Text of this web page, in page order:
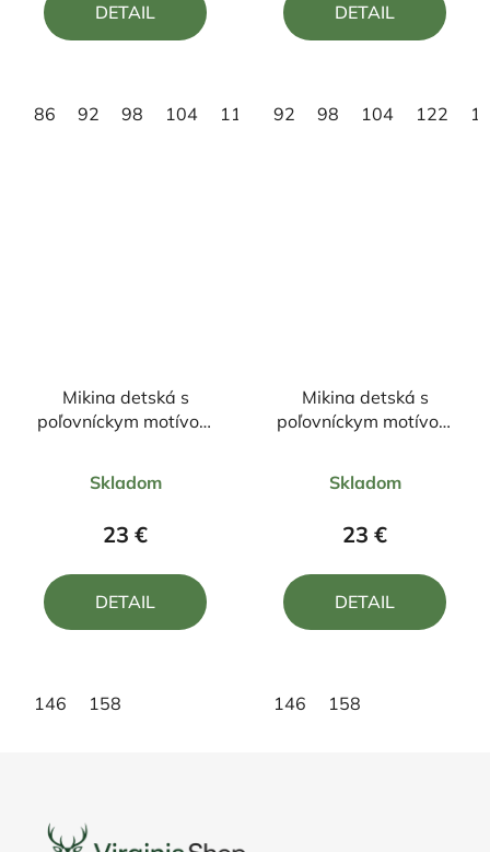
z
DETAIL
86 92 98 104 110 116 122 128 134
z
DETAIL
92 98 104 122
Mikina detská s
poľovníckym motívom
hodnotenie
produktu
5,0
z
Skladom
23 €
DETAIL
146 158
Mikina detská s
poľovníckym motívom
hodnotenie
produktu
5,0
z
Skladom
23 €
DETAIL
146 158